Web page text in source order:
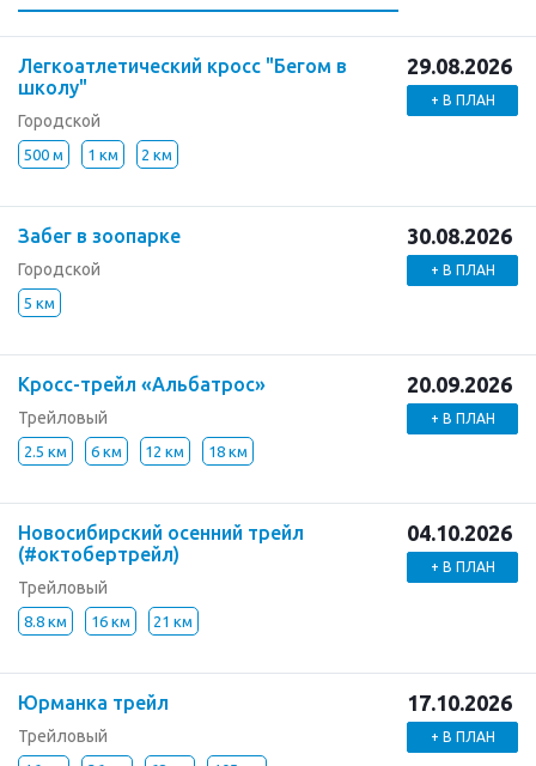
Легкоатлетический кросс "Бегом в
школу"
Городской
500 м 1 км 2 км
29.08.2026
+ В ПЛАН
Забег в зоопарке
Городской
5 км
30.08.2026
+ В ПЛАН
Кросс-трейл «Альбатрос»
Трейловый
2.5 км 6 км 12 км 18 км
20.09.2026
+ В ПЛАН
Новосибирский осенний трейл
(#октобертрейл)
Трейловый
8.8 км 16 км 21 км
04.10.2026
+ В ПЛАН
Юрманка трейл
Трейловый
17.10.2026
+ В ПЛАН